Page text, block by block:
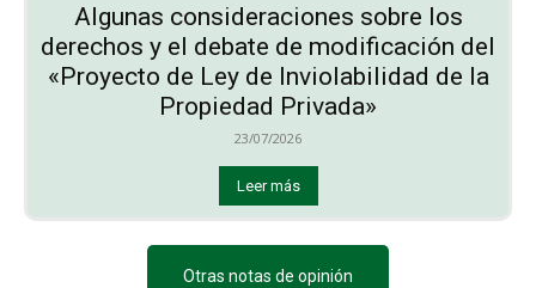
Algunas consideraciones sobre los
derechos y el debate de modificación del
«Proyecto de Ley de Inviolabilidad de la
Propiedad Privada»
23/07/2026
Leer más
Otras notas de opinión